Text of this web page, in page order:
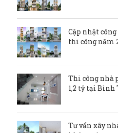
Cập nhật
thi công năm
Thi công nhà
1,2 tỷ tại Bình
Tư vấn xây